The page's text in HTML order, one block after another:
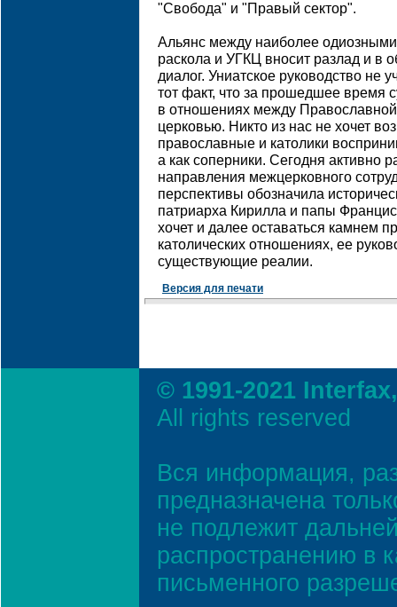
"Свобода" и "Правый сектор".
Альянс между наиболее одиозными
раскола и УГКЦ вносит разлад и в
диалог. Униатское руководство не
тот факт, что за прошедшее время
в отношениях между
церковью. Никто из нас не хочет
православные и католики
а как соперники. Сегодня активно
направления межцерковного
перспективы обозначила
патриарха Кирилла и папы
хочет и далее оставаться камнем
католических отношениях, ее
существующие реалии.
Версия для печати
© 1991-2021
All rights reserved
Вся информация,
предназначена
не подлежит
распространению в
письменного